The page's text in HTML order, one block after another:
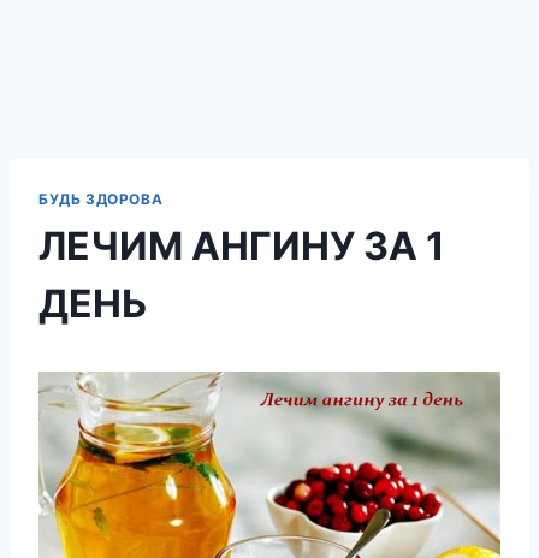
БУДЬ ЗДОРОВА
ЛЕЧИМ АНГИНУ ЗА 1
ДЕНЬ